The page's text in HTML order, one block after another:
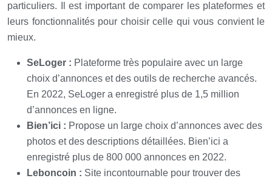
particuliers. Il est important de comparer les plateformes et
leurs fonctionnalités pour choisir celle qui vous convient le
mieux.
SeLoger : Plateforme très populaire avec un large
choix d’annonces et des outils de recherche avancés.
En 2022, SeLoger a enregistré plus de 1,5 million
d’annonces en ligne.
Bien’ici : Propose un large choix d’annonces avec des
photos et des descriptions détaillées. Bien’ici a
enregistré plus de 800 000 annonces en 2022.
Leboncoin : Site incontournable pour trouver des